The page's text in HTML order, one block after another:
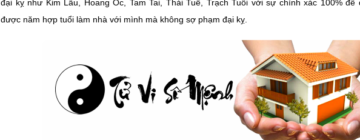
đại kỵ như Kim Lâu, Hoang Ốc, Tam Tai, Thái Tuế, Trạch Tuổi với sự chính xác 100% để
được năm hợp tuổi làm nhà với mình mà không sợ phạm đại kỵ.